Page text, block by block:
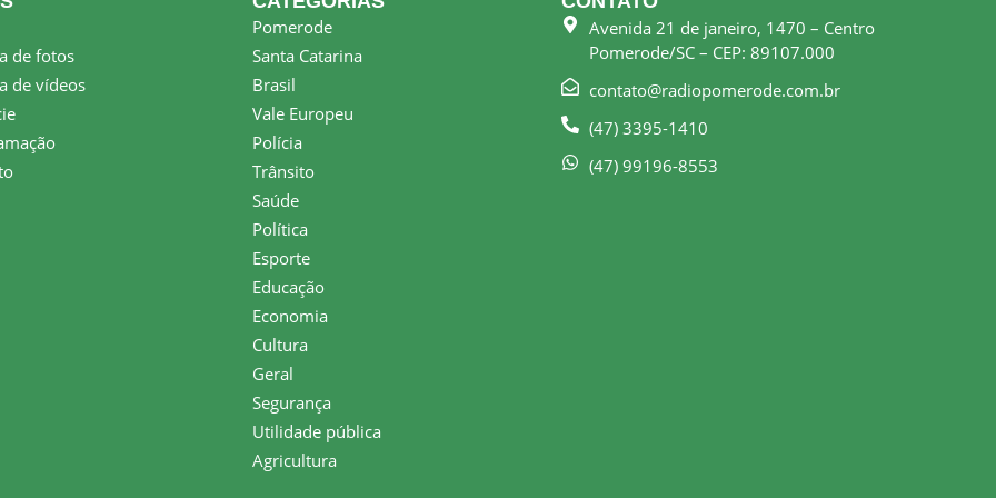
de fotos
de vídeos
Pomerode
Santa Catarina
Brasil
Vale Europeu
Polícia
Trânsito
Saúde
Política
Esporte
Educação
Economia
Cultura
Geral
Segurança
Utilidade pública
Agricultura
Avenida 21 de janeiro, 1470 – Centro
Pomerode/SC – CEP: 89107.000
contato@radiopomerode.com.br
(47) 3395-1410
(47) 99196-8553